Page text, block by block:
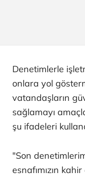
Denetimlerle
onlara yol
vatandaşların
sağlamayı
şu ifadeleri
"Son
esnafımızın